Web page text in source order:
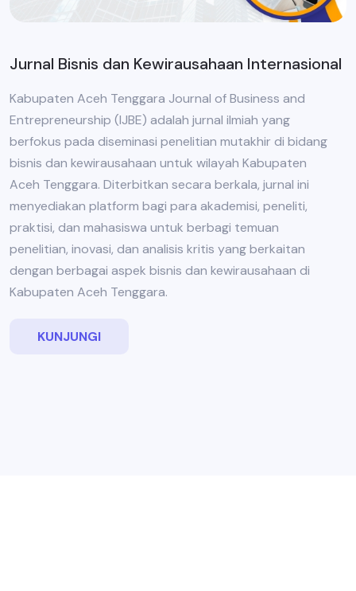
Jurnal Bisnis dan Kewirausahaan Internasional
Kabupaten Aceh Tenggara Journal of Business and
Entrepreneurship (IJBE) adalah jurnal ilmiah yang
berfokus pada diseminasi penelitian mutakhir di bidang
bisnis dan kewirausahaan untuk wilayah Kabupaten
Aceh Tenggara. Diterbitkan secara berkala, jurnal ini
menyediakan platform bagi para akademisi, peneliti,
praktisi, dan mahasiswa untuk berbagi temuan
penelitian, inovasi, dan analisis kritis yang berkaitan
dengan berbagai aspek bisnis dan kewirausahaan di
Kabupaten Aceh Tenggara.
KUNJUNGI